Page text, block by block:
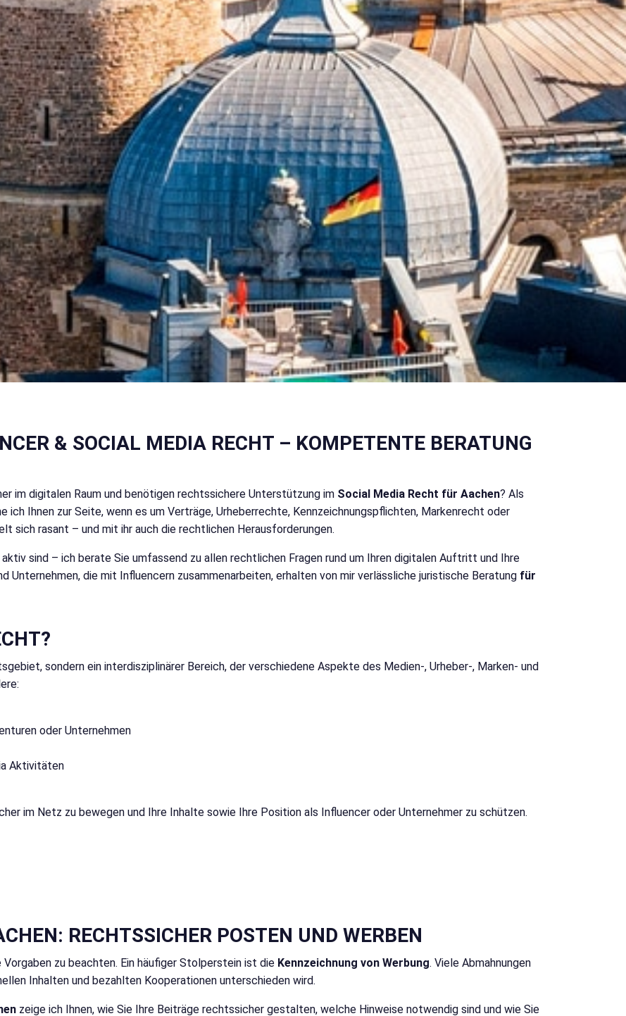
& SOCIAL MEDIA RECHT – KOMPETENTE BERATUNG
im digitalen Raum und benötigen rechtssichere Unterstützung im Social Media Recht für Aachen? Als
ich Ihnen zur Seite, wenn es um Verträge, Urheberrechte, Kennzeichnungspflichten, Markenrecht oder
sich rasant – und mit ihr auch die rechtlichen Herausforderungen.
sind – ich berate Sie umfassend zu allen rechtlichen Fragen rund um Ihren digitalen Auftritt und Ihre
Unternehmen, die mit Influencern zusammenarbeiten, erhalten von mir verlässliche juristische Beratung für
sondern ein interdisziplinärer Bereich, der verschiedene Aspekte des Medien-, Urheber-, Marken- und
oder Unternehmen
Aktivitäten
im Netz zu bewegen und Ihre Inhalte sowie Ihre Position als Influencer oder Unternehmer zu schützen.
RECHTSSICHER POSTEN UND WERBEN
zu beachten. Ein häufiger Stolperstein ist die Kennzeichnung von Werbung. Viele Abmahnungen
Inhalten und bezahlten Kooperationen unterschieden wird.
zeige ich Ihnen, wie Sie Ihre Beiträge rechtssicher gestalten, welche Hinweise notwendig sind und wie Sie